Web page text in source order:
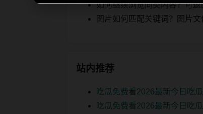
如何继续浏览同类内容？可
图片如何匹配关键词？图片
站内推荐
吃瓜免费看2026最新今日吃
吃瓜免费看2026最新今日吃